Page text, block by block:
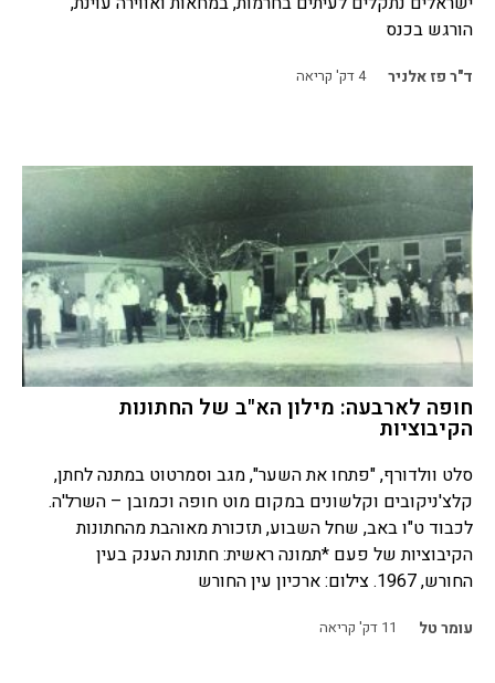
הורגש בכנס
ד"ר פז אלניר 4דק' קריאה
חופה לארבעה: מילון הא"ב של החתונות
הקיבוציות
סלט וולדורף, "פתחו את השער", מגב וסמרטוט במתנה לחתן,
קלצ'ניקובים וקלשונים במקום מוט חופה וכמובן – השרל'ה.
לכבוד ט"ו באב, שחל השבוע, תזכורת מאוהבת מהחתונות
הקיבוציות של פעם *תמונה ראשית: חתונת הענק בעין
החורש, 1967. צילום: ארכיון עין החורש
עומר טל 11 דק' קריאה